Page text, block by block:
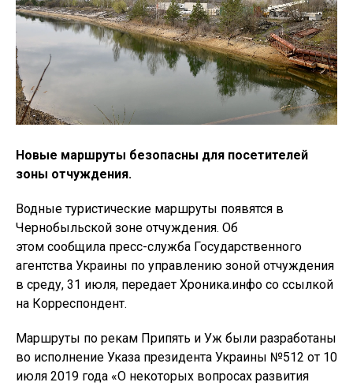
Новые маршруты безопасны для посетителей
зоны отчуждения.
Водные туристические маршруты появятся в
Чернобыльской зоне отчуждения. Об
этом сообщила пресс-служба Государственного
агентства Украины по управлению зоной отчуждения
в среду, 31 июля, передает Хроника.инфо со ссылкой
на Корреспондент.
Маршруты по рекам Припять и Уж были разработаны
во исполнение Указа президента Украины №512 от 10
июля 2019 года «О некоторых вопросах развития